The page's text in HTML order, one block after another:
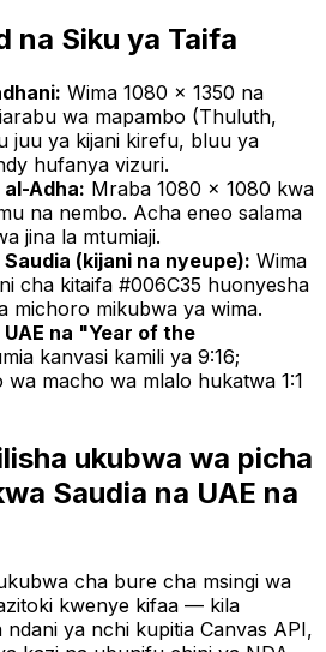
na Siku ya Taifa
Wima 1080 × 1350 na
wa mapambo (Thuluth,
juu ya kijani kirefu, bluu ya
hufanya vizuri.
al-Adha: Mraba 1080 × 1080 kwa
na nembo. Acha eneo salama
jina la mtumiaji.
(kijani na nyeupe): Wima
cha kitaifa #006C35 huonyesha
michoro mikubwa ya wima.
na "Year of the
kanvasi kamili ya 9:16;
macho wa mlalo hukatwa 1:1
ukubwa wa picha
Saudia na UAE na
cha bure cha msingi wa
kwenye kifaa — kila
ya nchi kupitia Canvas API,